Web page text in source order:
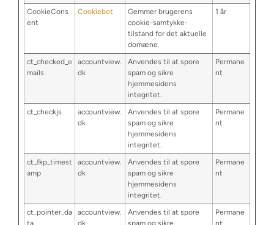
CookieCons
ent
Cookiebot
Gemmer brugerens
cookie-samtykke-
tilstand for det aktuelle
domæne.
1 år
ct_checked_e
mails
accountview.
dk
Anvendes til at spore
spam og sikre
hjemmesidens
integritet.
Permane
nt
ct_checkjs
accountview.
dk
Anvendes til at spore
spam og sikre
hjemmesidens
integritet.
Permane
nt
ct_fkp_timest
amp
accountview.
dk
Anvendes til at spore
spam og sikre
hjemmesidens
integritet.
Permane
nt
ct_pointer_da
accountview.
Anvendes til at spore
Permane